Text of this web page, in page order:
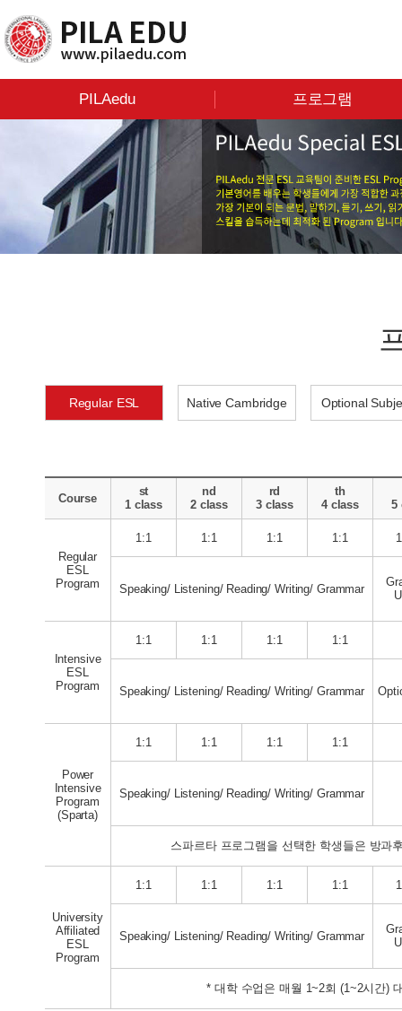
PILAedu 프로그램
Regular ESL Native Cambridge Optional
Course
st
1 class
nd
2 class
rd
3 class
th
4 class
5
Regular
ESL
Program
1:1 1:1 1:1 1:1
Speaking/ Listening/ Reading/ Writing/ Grammar
Intensive
ESL
Program
1:1 1:1 1:1 1:1
Speaking/ Listening/ Reading/ Writing/ Grammar
Power
Intensive
Program
(Sparta)
1:1 1:1 1:1 1:1
Speaking/ Listening/ Reading/ Writing/ Grammar
스파르타 프로그램을 선택한 학생들은 방과
University
Affiliated
ESL
Program
1:1 1:1 1:1 1:1
Speaking/ Listening/ Reading/ Writing/ Grammar
* 대학 수업은 매월 1~2회 (1~2시간)